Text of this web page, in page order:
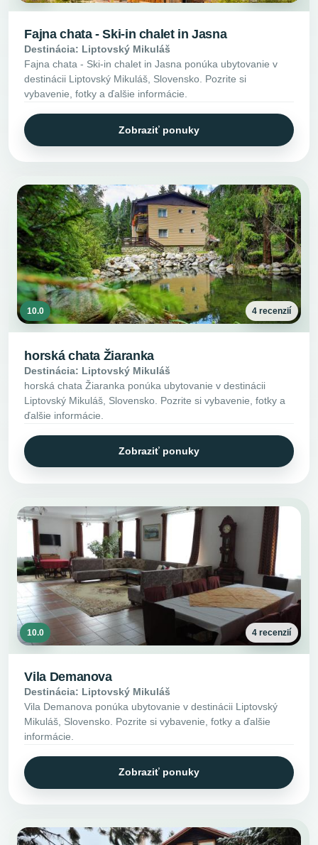
Fajna chata - Ski-in chalet in Jasna
Destinácia: Liptovský Mikuláš
Fajna chata - Ski-in chalet in Jasna ponúka ubytovanie v
destinácii Liptovský Mikuláš, Slovensko. Pozrite si
vybavenie, fotky a ďalšie informácie.
Zobraziť ponuky
10.0 4 recenzií
horská chata Žiaranka
Destinácia: Liptovský Mikuláš
horská chata Žiaranka ponúka ubytovanie v destinácii
Liptovský Mikuláš, Slovensko. Pozrite si vybavenie, fotky a
ďalšie informácie.
Zobraziť ponuky
10.0 4 recenzií
Vila Demanova
Destinácia: Liptovský Mikuláš
Vila Demanova ponúka ubytovanie v destinácii Liptovský
Mikuláš, Slovensko. Pozrite si vybavenie, fotky a ďalšie
informácie.
Zobraziť ponuky